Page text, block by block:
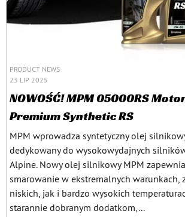
PRODUCT NEWS
23 LIP 2025
NOWOŚĆ! MPM 05000RS
Premium Synthetic RS
MPM wprowadza syntetyczny olej
dedykowany do wysokowydajnych
Alpine. Nowy olej silnikowy MPM
smarowanie w ekstremalnych warunkach,
niskich, jak i bardzo wysokich
starannie dobranym dodatkom,...